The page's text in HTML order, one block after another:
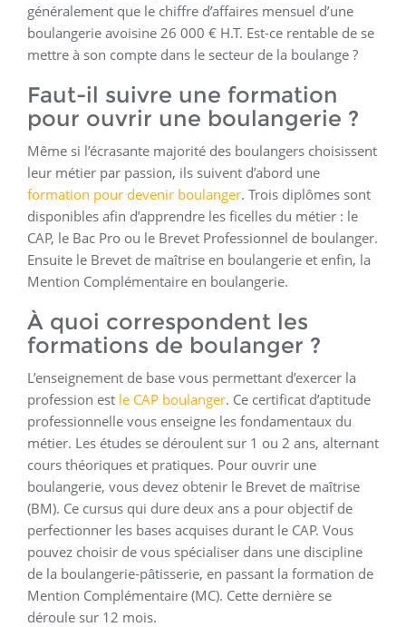
généralement que le chiffre d’affaires mensuel d’une
boulangerie avoisine 26 000 € H.T. Est-ce rentable de se
mettre à son compte dans le secteur de la boulange ?
Faut-il suivre une formation
pour ouvrir une boulangerie ?
Même si l’écrasante majorité des boulangers choisissent
leur métier par passion, ils suivent d’abord une
formation pour devenir boulanger. Trois diplômes sont
disponibles afin d’apprendre les ficelles du métier : le
CAP, le Bac Pro ou le Brevet Professionnel de boulanger.
Ensuite le Brevet de maîtrise en boulangerie et enfin, la
Mention Complémentaire en boulangerie.
À quoi correspondent les
formations de boulanger ?
L’enseignement de base vous permettant d’exercer la
profession est le CAP boulanger. Ce certificat d’aptitude
professionnelle vous enseigne les fondamentaux du
métier. Les études se déroulent sur 1 ou 2 ans, alternant
cours théoriques et pratiques. Pour ouvrir une
boulangerie, vous devez obtenir le Brevet de maîtrise
(BM). Ce cursus qui dure deux ans a pour objectif de
perfectionner les bases acquises durant le CAP. Vous
pouvez choisir de vous spécialiser dans une discipline
de la boulangerie-pâtisserie, en passant la formation de
Mention Complémentaire (MC). Cette dernière se
déroule sur 12 mois.